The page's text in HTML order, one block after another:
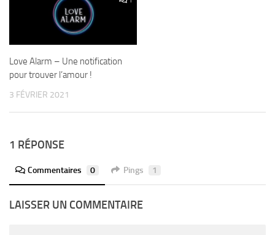
Love Alarm – Une notification
pour trouver l’amour !
3 FÉVRIER 2021
1 RÉPONSE
Commentaires 0 Pings 1
LAISSER UN COMMENTAIRE